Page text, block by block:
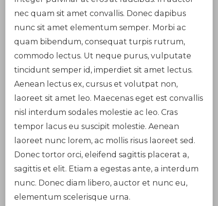
nec quam sit amet convallis. Donec dapibus
nunc sit amet elementum semper. Morbi ac
quam bibendum, consequat turpis rutrum,
commodo lectus. Ut neque purus, vulputate
tincidunt semper id, imperdiet sit amet lectus.
Aenean lectus ex, cursus et volutpat non,
laoreet sit amet leo. Maecenas eget est convallis
nisl interdum sodales molestie ac leo. Cras
tempor lacus eu suscipit molestie. Aenean
laoreet nunc lorem, ac mollis risus laoreet sed.
Donec tortor orci, eleifend sagittis placerat a,
sagittis et elit. Etiam a egestas ante, a interdum
nunc. Donec diam libero, auctor et nunc eu,
elementum scelerisque urna.